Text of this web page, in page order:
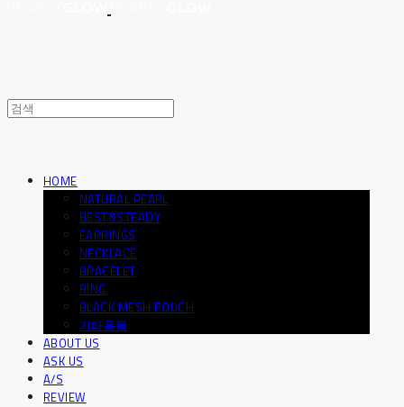
HOME
NATURAL PEARL
BEST&STEADY
EARRINGS
NECKLACE
BRACELET
RING
BLACK MESH POUCH
기타품목
ABOUT US
ASK US
A/S
REVIEW